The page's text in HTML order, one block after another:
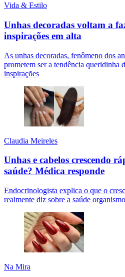
Vida & Estilo
Unhas decoradas voltam a
inspirações em alta
As unhas decoradas, fenômeno dos
prometem ser a tendência queridinha
inspirações
Claudia Meireles
Unhas e cabelos crescendo
saúde? Médica responde
Endocrinologista explica o que o
realmente diz sobre a saúde
Na Mira